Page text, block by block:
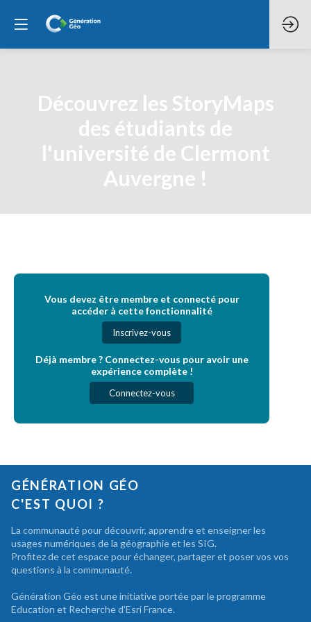
Découvrez les StoryMaps
des étudiants de
l'université de Clermont
Auvergne !
Vous devez être membre et connecté pour
accéder à cette fonctionnalité
Inscrivez-vous
Déjà membre ? Connectez-vous pour avoir une
expérience complète !
Connectez-vous
GÉNÉRATION GÉO
C'EST QUOI ?
La communauté pour découvrir, apprendre et enseigner les
usages numériques de la géographie et les SIG.
Profitez de cet espace pour échanger, partager et poser vos vos
questions à la communauté.
Génération Géo est une initiative portée par le programme
Education et Recherche d'Esri France.